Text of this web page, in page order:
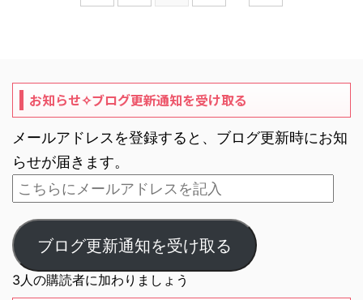
お知らせ✧ブログ更新通知を受け取る
メールアドレスを登録すると、ブログ更新時にお知
らせが届きます。
ブログ更新通知を受け取る
3人の購読者に加わりましょう